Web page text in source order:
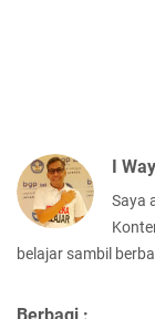
I
Saya
belajar sambil